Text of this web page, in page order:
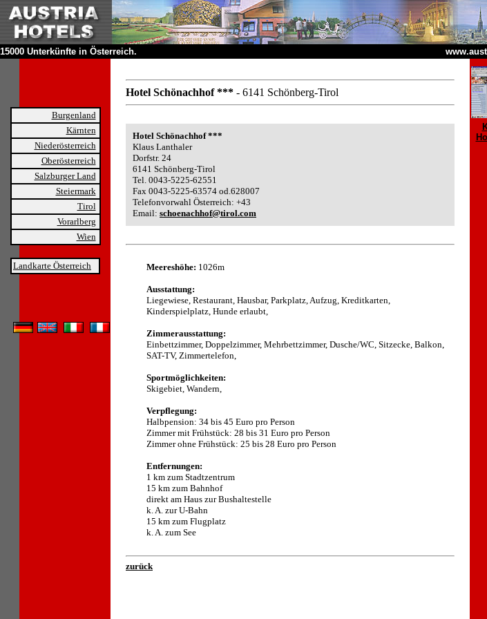
15000 Unterkünfte in Österreich.
Burgenland
Kärnten
Niederösterreich
Oberösterreich
Salzburger Land
Steiermark
Tirol
Vorarlberg
Wien
Landkarte Österreich
Hotel Schönachhof *** - 6141 Schönberg-Tirol
Hotel Schönachhof ***
Klaus Lanthaler
Dorfstr. 24
6141 Schönberg-Tirol
Tel. 0043-5225-62551
Fax 0043-5225-63574 od.628007
Telefonvorwahl Österreich: +43
Email: schoenachhof@tirol.com
Meereshöhe: 1026m
Ausstattung:
Liegewiese, Restaurant, Hausbar, Parkplatz, Aufzug, Kreditkarten,
Kinderspielplatz, Hunde erlaubt,
Zimmerausstattung:
Einbettzimmer, Doppelzimmer, Mehrbettzimmer, Dusche/WC, Sitzecke, Balkon,
SAT-TV, Zimmertelefon,
Sportmöglichkeiten:
Skigebiet, Wandern,
Verpflegung:
Halbpension: 34 bis 45 Euro pro Person
Zimmer mit Frühstück: 28 bis 31 Euro pro Person
Zimmer ohne Frühstück: 25 bis 28 Euro pro Person
Entfernungen:
1 km zum Stadtzentrum
15 km zum Bahnhof
direkt am Haus zur Bushaltestelle
k. A. zur U-Bahn
15 km zum Flugplatz
k. A. zum See
zurück